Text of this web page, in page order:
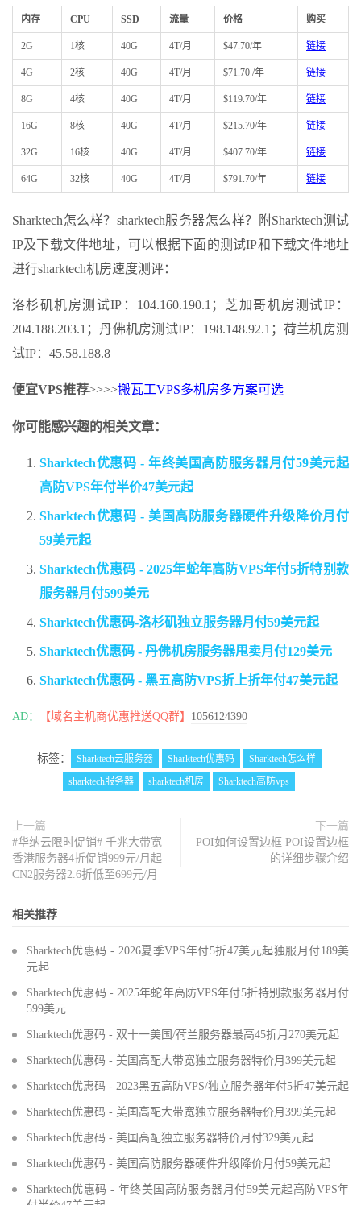
内存 CPU SSD 流量 价格 购买
2G 1核 40G 4T/月 $47.70/年 链接
4G 2核 40G 4T/月 $71.70 /年 链接
8G 4核 40G 4T/月 $119.70/年 链接
16G 8核 40G 4T/月 $215.70/年 链接
32G 16核 40G 4T/月 $407.70/年 链接
64G 32核 40G 4T/月 $791.70/年 链接
Sharktech怎么样？sharktech服务器怎么样？附Sharktech测试
IP及下载文件地址，可以根据下面的测试IP和下载文件地址
进行sharktech机房速度测评：
洛杉矶机房测试IP：104.160.190.1；芝加哥机房测试IP：
204.188.203.1；丹佛机房测试IP：198.148.92.1；荷兰机房测
试IP：45.58.188.8
便宜VPS推荐>>>>搬瓦工VPS多机房多方案可选
你可能感兴趣的相关文章：
Sharktech优惠码 - 年终美国高防服务器月付59美元起
高防VPS年付半价47美元起
Sharktech优惠码 - 美国高防服务器硬件升级降价月付
59美元起
Sharktech优惠码 - 2025年蛇年高防VPS年付5折特别款
服务器月付599美元
Sharktech优惠码-洛杉矶独立服务器月付59美元起
Sharktech优惠码 - 丹佛机房服务器甩卖月付129美元
Sharktech优惠码 - 黑五高防VPS折上折年付47美元起
AD： 【域名主机商优惠推送QQ群】 1056124390
标签： Sharktech云服务器 Sharktech优惠码
Sharktech怎么样
sharktech服务器
sharktech机房 Sharktech高防vps
上一篇
#华纳云限时促销# 千兆大带宽
香港服务器4折促销999元/月起
CN2服务器2.6折低至699元/月
下一篇
POI如何设置边框 POI设置边框
的详细步骤介绍
相关推荐
Sharktech优惠码 - 2026夏季VPS年付5折47美元起独服月付189美
元起
Sharktech优惠码 - 2025年蛇年高防VPS年付5折特别款服务器月付
599美元
Sharktech优惠码 - 双十一美国/荷兰服务器最高45折月270美元起
Sharktech优惠码 - 美国高配大带宽独立服务器特价月399美元起
Sharktech优惠码 - 2023黑五高防VPS/独立服务器年付5折47美元起
Sharktech优惠码 - 美国高配大带宽独立服务器特价月399美元起
Sharktech优惠码 - 美国高配独立服务器特价月付329美元起
Sharktech优惠码 - 美国高防服务器硬件升级降价月付59美元起
Sharktech优惠码 - 年终美国高防服务器月付59美元起高防VPS年